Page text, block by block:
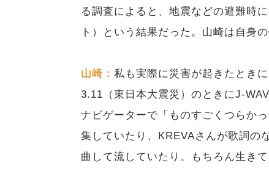
る調査によると、地震などの避難時
ト）という結果だった。山崎は自身
山崎：私も実際に災害が起きたとき
3.11（東日本大震災）のときにJ-
ナビゲーターで「ものすごくつらか
集していたり、KREVAさんが歌詞の
曲して流していたり。もちろん生き